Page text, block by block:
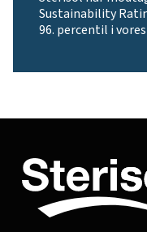
Sustainability
96. percentil i